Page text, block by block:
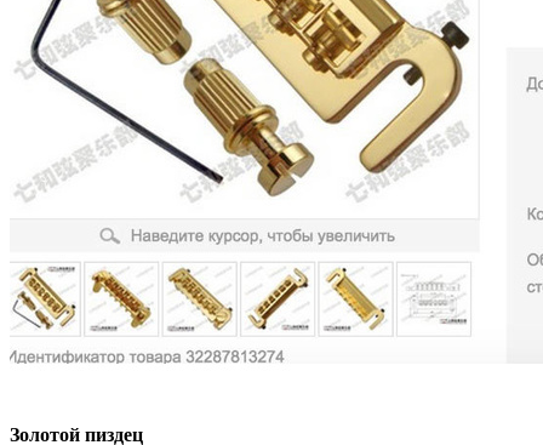
Золотой пиздец